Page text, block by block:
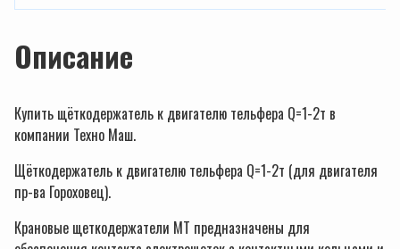
Описание
Купить щёткодержатель к двигателю тельфера Q=1-2т в
компании Техно Маш.
Щёткодержатель к двигателю тельфера Q=1-2т (для двигателя
пр-ва Гороховец).
Крановые щеткодержатели МТ предназначены для